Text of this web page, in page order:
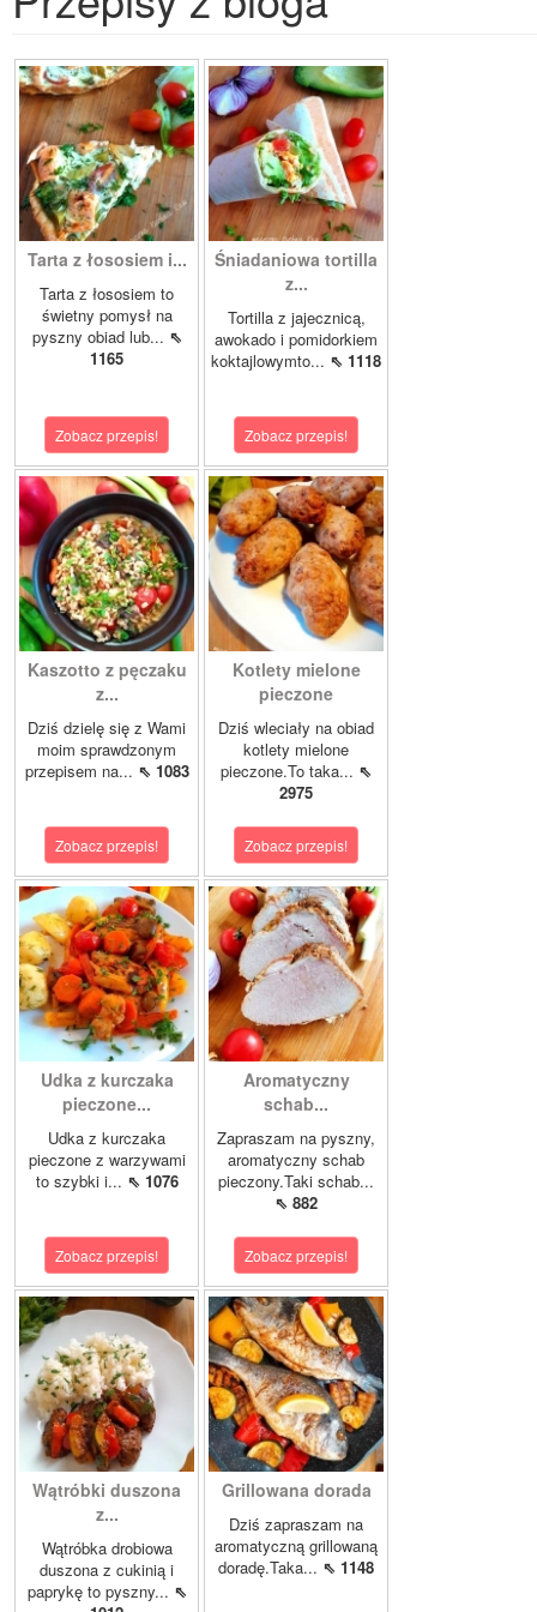
Tarta z łososiem i...
Tarta z łososiem to
świetny pomysł na
pyszny obiad lub... ⇖
1165
Zobacz przepis!
Śniadaniowa tortilla
z...
Tortilla z jajecznicą,
awokado i pomidorkiem
koktajlowymto... ⇖ 1118
Zobacz przepis!
Kaszotto z pęczaku
z...
Dziś dzielę się z Wami
moim sprawdzonym
przepisem na... ⇖ 1083
Zobacz przepis!
Kotlety mielone
pieczone
Dziś wleciały na obiad
kotlety mielone
pieczone.To taka... ⇖
2975
Zobacz przepis!
Udka z kurczaka
pieczone...
Udka z kurczaka
pieczone z warzywami
to szybki i... ⇖ 1076
Zobacz przepis!
Aromatyczny
schab...
Zapraszam na pyszny,
aromatyczny schab
pieczony.Taki schab...
⇖ 882
Zobacz przepis!
Wątróbki duszona
z...
Wątróbka drobiowa
duszona z cukinią i
paprykę to pyszny... ⇖
Grillowana dorada
Dziś zapraszam na
aromatyczną grillowaną
doradę.Taka... ⇖ 1148